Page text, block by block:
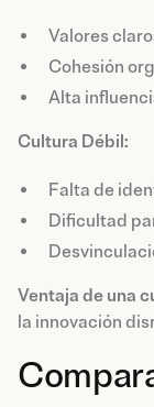
Valores
Cohesión
Alta
Cultura Débil:
Falta de
Dificultad
Ventaja de una
la innovación